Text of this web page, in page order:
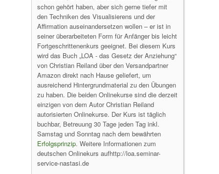
schon gehört haben, aber sich gerne tiefer mit
den Techniken des Visualisierens und der
Affirmation auseinandersetzen wollen – er ist in
seiner überarbeiteten Form für Anfänger bis leicht
Fortgeschrittenenkurs geeignet. Bei diesem Kurs
wird das Buch „LOA - das Gesetz der Anziehung“
von Christian Reiland über den Versandpartner
Amazon direkt nach Hause geliefert, um
ausreichend Hintergrundmaterial zu den Übungen
zu haben. Die beiden Onlinekurse sind die derzeit
einzigen von dem Autor Christian Reiland
autorisierten Onlinekurse. Der Kurs ist täglich
buchbar, Betreuung 30 Tage jeden Tag inkl.
Samstag und Sonntag nach dem bewährten
Erfolgsprinzip. Weitere Informationen zum
deutschen Onlinekurs aufhttp://loa.seminar-
service-nastasi.de